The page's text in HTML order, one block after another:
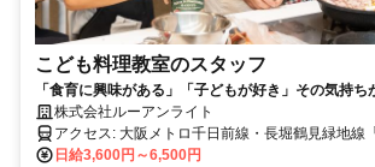
こども料理教室のスタッフ
「食育に興味がある」「子どもが好き」その気持ち
養士、保育士免許を活かすことができます。家事や
す。
株式会社ルーアンライト
アクセス: 大阪メトロ千日前線・長堀鶴見緑地線「西長堀駅」➀番出
口徒歩３分
日給3,600円～6,500円